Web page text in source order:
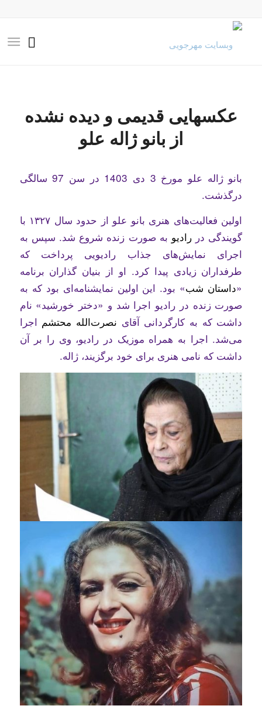
عکسهایی قدیمی و دیده نشده
از بانو ژاله علو
بانو ژاله علو مورخ 3 دی 1403 در سن 97 سالگی
درگذشت.
اولین فعالیت‌های هنری بانو علو از حدود سال ۱۳۲۷ با
گویندگی در رادیو به صورت زنده شروع شد. سپس به
اجرای نمایش‌های جذاب رادیویی پرداخت که
طرفداران زیادی پیدا کرد. او از بنیان گذاران برنامه
«داستان شب» بود. این اولین نمایشنامه‌ای بود که به
صورت زنده در رادیو اجرا شد و «دختر خورشید» نام
داشت که به کارگردانی آقای نصرت‌الله محتشم اجرا
می‌شد. اجرا به همراه موزیک در رادیو، وی را بر آن
داشت که نامی هنری برای خود برگزیند، ژاله.